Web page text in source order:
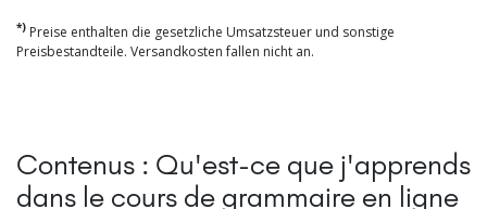
*) Preise enthalten die gesetzliche Umsatzsteuer und sonstige
Preisbestandteile. Versandkosten fallen nicht an.
Contenus : Qu'est-ce que j'apprends
dans le cours de grammaire en ligne